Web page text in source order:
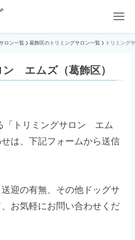
ロン一覧 葛飾区のトリミングサロン一覧 トリミング
ン エムズ（葛飾区）
「トリミングサロン エム
は、下記フォームから送信
迎の有無、その他ドッグサ
お気軽にお問い合わせくだ